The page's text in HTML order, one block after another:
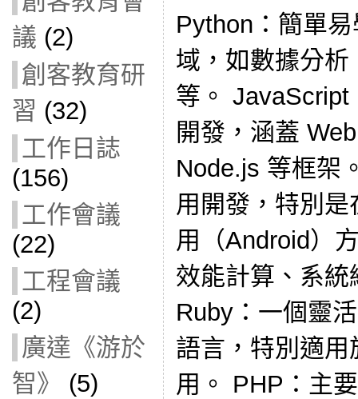
議 (2)
創客教育研
習 (32)
工作日誌
(156)
工作會議
(22)
工程會議
(2)
廣達《游於
智》
(5)
Python：簡單
域，如數據分
等。 JavaScript
開發，涵蓋
Node.js 等框架
用開發，特別
用（Android）
效能計算、系
Ruby：一個靈
語言，特別適
用。 PHP：主